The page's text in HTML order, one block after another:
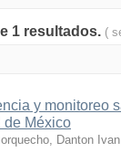
1 resultados. (
y monitoreo
de México
Danton Ivan